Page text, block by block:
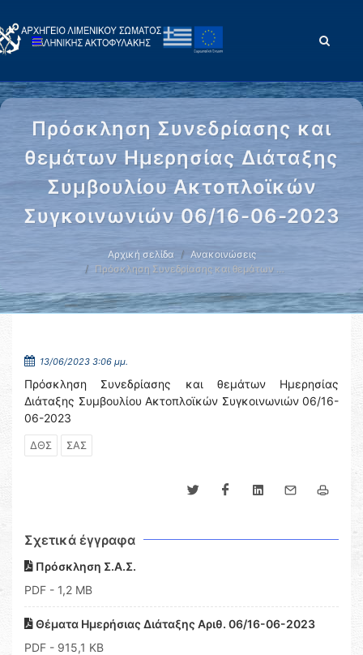
Πρόσκληση Συνεδρίασης και
θεμάτων Ημερησίας Διάταξης
Συμβουλίου Ακτοπλοϊκών
Συγκοινωνιών 06/16-06-2023
Αρχική σελίδα
Ανακοινώσεις
Πρόσκληση Συνεδρίασης και θεμάτων …
13/06/2023 3:06 μμ.
Πρόσκληση Συνεδρίασης και θεμάτων Ημερησίας
Διάταξης Συμβουλίου Ακτοπλοϊκών Συγκοινωνιών 06/16-
06-2023
ΔΘΣ ΣΑΣ
Σχετικά έγγραφα
Πρόσκληση Σ.Α.Σ.
PDF - 1,2 MB
Θέματα Ημερήσιας Διάταξης Αριθ. 06/16-06-2023
PDF - 915,1 KB